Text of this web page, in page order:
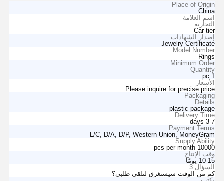
Place of Origin
China
اسم العلامة
التجارية
Car tier
إصدار الشهادات
Jewelry Certificate
Model Number
Rings
Minimum Order
Quantity
1 pc
الأسعار
Please inquire for precise price
Packaging
Details
plastic package
Delivery Time
3-7 days
Payment Terms
L/C, D/A, D/P, Western Union, MoneyGram
Supply Ability
10000 pcs per month
وقت الإنتاج
10-15 يومًا
السؤال 3
كم من الوقت سيستغرق لتلقي طلبي؟